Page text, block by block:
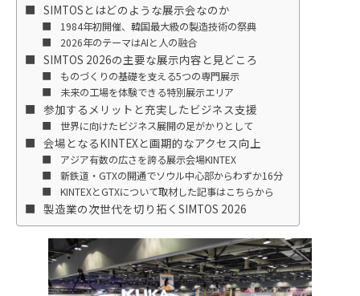
SIMTOSとはどのような展示会なのか
1984年初開催、韓国最大級の製造技術の祭典
2026年のテーマはAIと人の融合
SIMTOS 2026の主要な展示内容と見どころ
ものづくりの基礎を支える5つの専門展示
未来の工場を体験できる特別展示エリア
参加するメリットと充実したビジネス支援
世界に向けたビジネス展開の足がかりとして
会場となるKINTEXと画期的なアクセス向上
アジア有数の広さを誇る展示会場KINTEX
新鉄道・GTXの開通でソウル中心部からわずか16分
KINTEXとGTXについて取材した記事はこちらから
製造業の次世代を切り拓くSIMTOS 2026